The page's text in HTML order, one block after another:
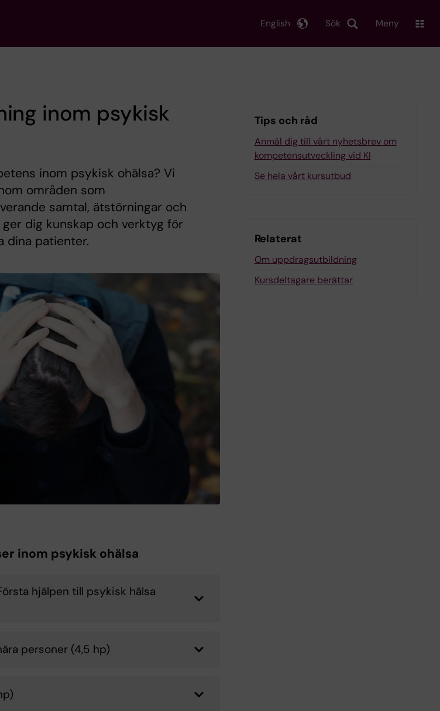
Sök
English Meny
inom psykisk
inom psykisk ohälsa? Vi
områden som
samtal, ätstörningar och
dig kunskap och verktyg för
dina patienter.
inom psykisk ohälsa
hjälpen till psykisk hälsa
personer (4,5 hp)
Tips och råd
Anmäl dig till vårt nyhetsbrev om
kompetensutveckling vid KI
Se hela vårt kursutbud
Relaterat
Om uppdragsutbildning
Kursdeltagare berättar